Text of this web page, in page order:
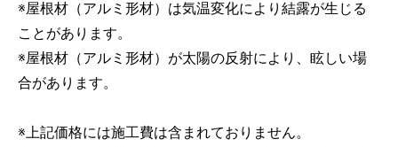
※屋根材（アルミ形材）は気温変化により結露が生じる
ことがあります。
※屋根材（アルミ形材）が太陽の反射により、眩しい場
合があります。
※上記価格には施工費は含まれておりません。